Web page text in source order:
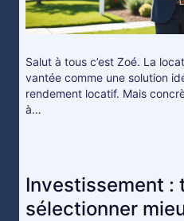
Salut à tous c’est Zoé. La
vantée comme une solution
rendement locatif. Mais
à…
Investissement :
sélectionner